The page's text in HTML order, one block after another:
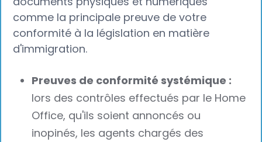
comme la principale preuve de votre
conformité à la législation en matière
d'immigration.
Preuves de conformité systémique :
lors des contrôles effectués par le Home
Office, qu'ils soient annoncés ou
inopinés, les agents chargés des